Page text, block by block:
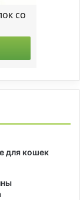
для кошек